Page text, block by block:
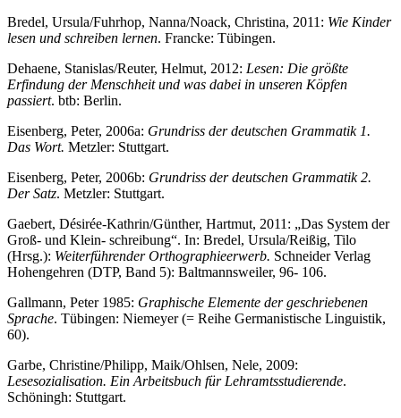
Bredel, Ursula/Fuhrhop, Nanna/Noack, Christina, 2011: Wie Kinder
lesen und schreiben lernen. Francke: Tübingen.
Dehaene, Stanislas/Reuter, Helmut, 2012: Lesen: Die größte
Erfindung der Menschheit und was dabei in unseren Köpfen
passiert. btb: Berlin.
Eisenberg, Peter, 2006a: Grundriss der deutschen Grammatik 1.
Das Wort. Metzler: Stuttgart.
Eisenberg, Peter, 2006b: Grundriss der deutschen Grammatik 2.
Der Satz. Metzler: Stuttgart.
Gaebert, Désirée-Kathrin/Günther, Hartmut, 2011: „Das System der
Groß- und Klein- schreibung“. In: Bredel, Ursula/Reißig, Tilo
(Hrsg.): Weiterführender Orthographieerwerb. Schneider Verlag
Hohengehren (DTP, Band 5): Baltmannsweiler, 96- 106.
Gallmann, Peter 1985: Graphische Elemente der geschriebenen
Sprache. Tübingen: Niemeyer (= Reihe Germanistische Linguistik,
60).
Garbe, Christine/Philipp, Maik/Ohlsen, Nele, 2009:
Lesesozialisation. Ein Arbeitsbuch für Lehramtsstudierende.
Schöningh: Stuttgart.